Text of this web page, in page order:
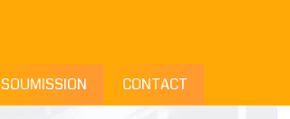
SOUMISSION CONTACT